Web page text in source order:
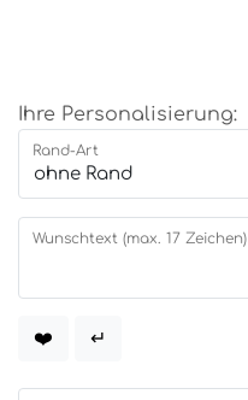
Ihre Personalisierung:
Rand-Art
Wunschtext (max. 17 Zeichen)
❤️ ↵